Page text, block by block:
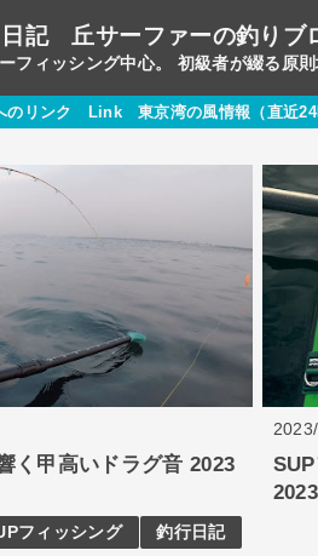
記 丘サーファーの釣りブ
フィッシング中心。 初級者が綴る原
のリンク Link 東京湾の風情報（直近24
く甲高いドラグ音 2023
フィッシング 釣行日記